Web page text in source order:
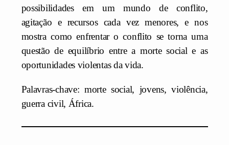
possibilidades em um mundo de conflito,
agitação e recursos cada vez menores, e nos
mostra como enfrentar o conflito se torna uma
questão de equilíbrio entre a morte social e as
oportunidades violentas da vida.
Palavras-chave: morte social, jovens, violência,
guerra civil, África.